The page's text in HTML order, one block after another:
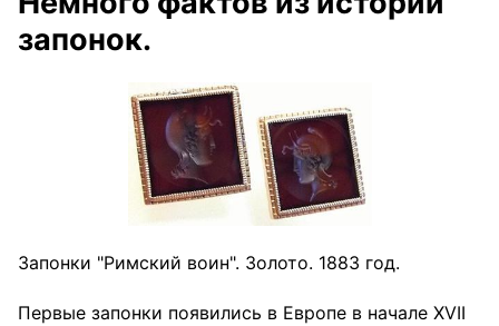
запонок.
Запонки "Римский воин". Золото. 1883 год.
Первые запонки появились в Европе в начале XVII